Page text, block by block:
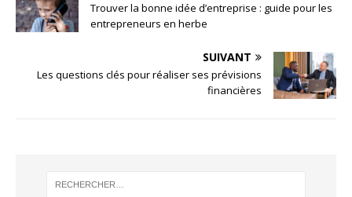
Trouver la bonne idée d’entreprise : guide pour les
entrepreneurs en herbe
SUIVANT
Les questions clés pour réaliser ses prévisions
financières